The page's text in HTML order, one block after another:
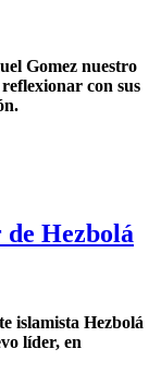
Gomez nuestro
con sus
Hezbolá
islamista Hezbolá
líder, en